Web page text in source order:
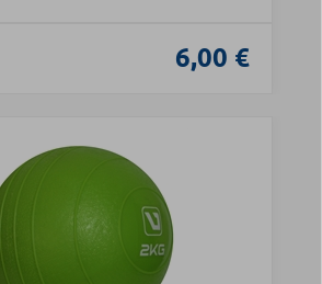
6,00 €